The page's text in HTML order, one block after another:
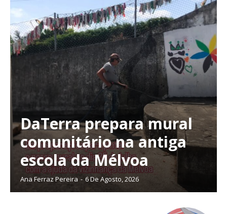
Faça-se assinante do Região de Cister e ajude-nos a manter este serviço
público!
Sendo assinante terá acesso a todos os conteúdos exclusivos e versões
digitais.
Escolha o plano de assinatura desejado:
ASSINATURA
IMPRESSA
32€
12 meses
DaTerra prepara mural
comunitário na antiga
escola da Mélvoa
Ana Ferraz Pereira - 6 De Agosto, 2026